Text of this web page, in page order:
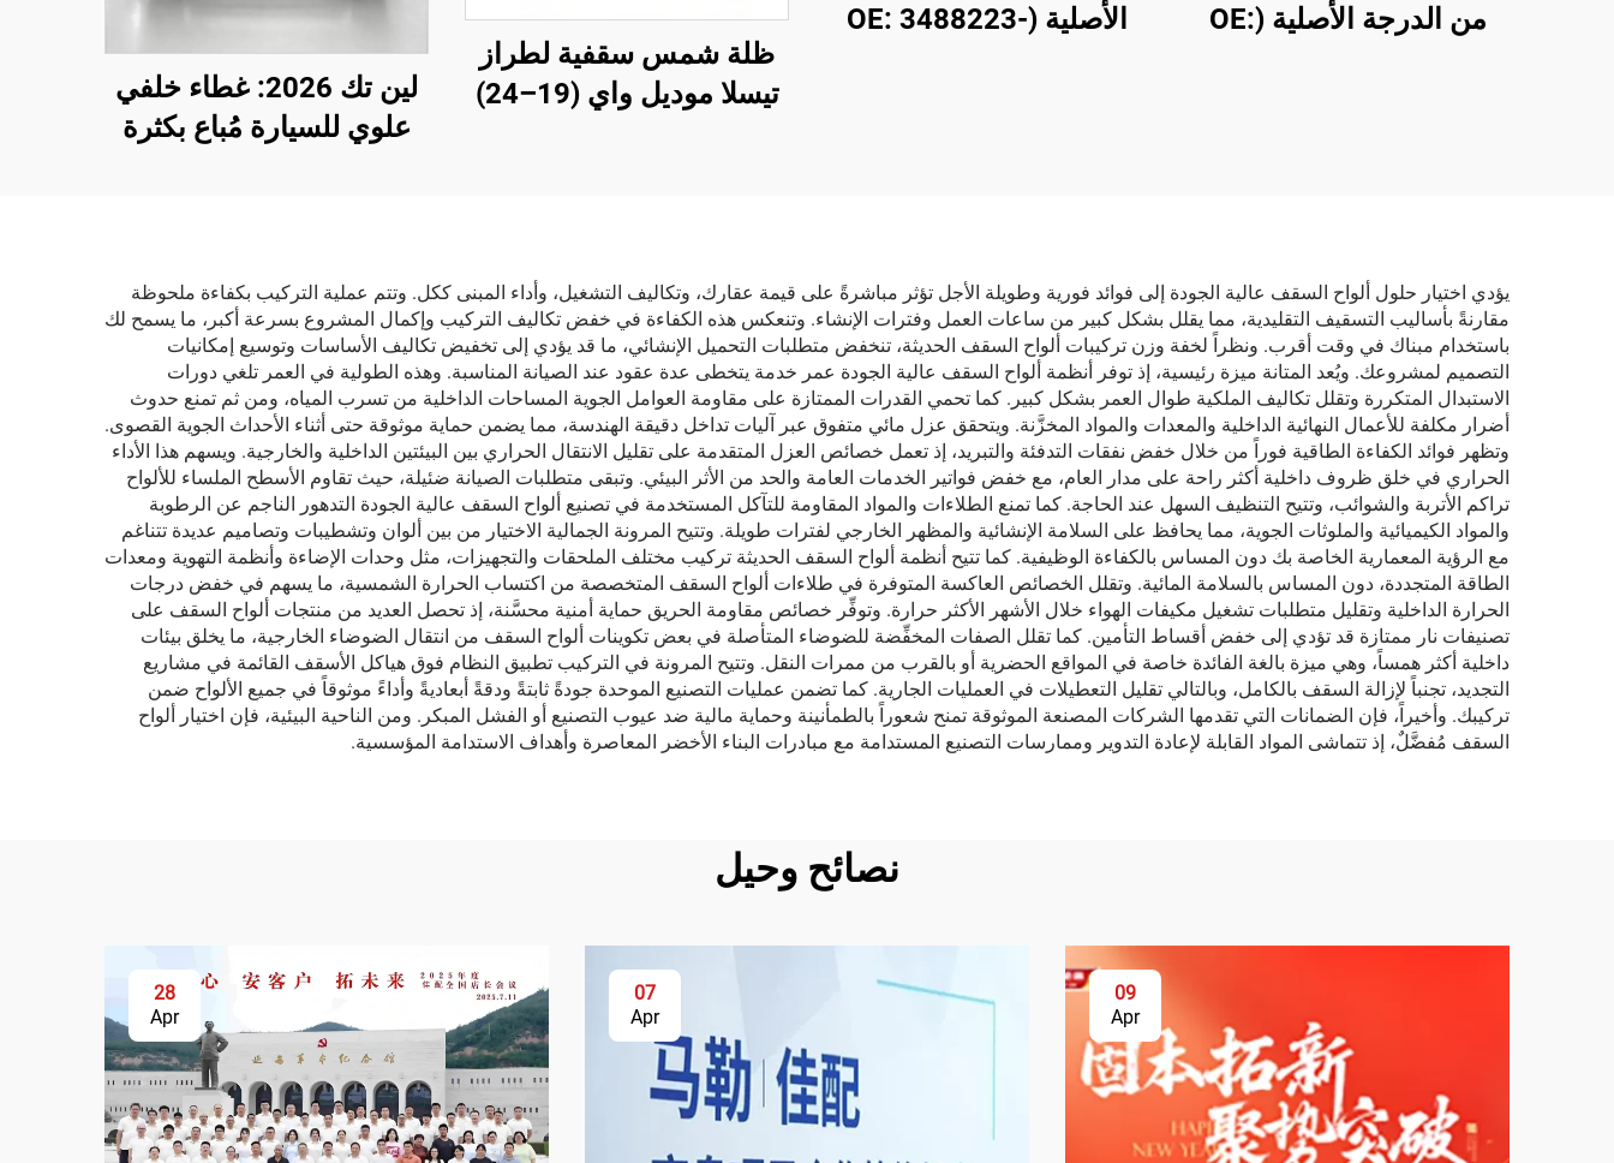
من الدرجة الأصلية (OE:
خدمة تصل إلى ٥٠٠٠٠
ساعة، مناسب لاستبدال
المصابيح الأمامية لطرازي
Model 3 وModel Y،
والتصدير عبر الحدود
الأصلية (OE: 3488223-
والتخصيص
ظلة شمس سقفية لطراز
تيسلا موديل واي (19–24)
لين تك 2026: غطاء خلفي
علوي للسيارة مُباع بكثرة
تسلا موديل 3 المُحدَّثة
يؤدي اختيار حلول ألواح السقف عالية الجودة إلى فوائد فورية وطويلة الأجل تؤثر مباشرةً على قيمة عقارك، وتكاليف التشغيل، وأداء المبنى ككل. وتتم عملية التركيب بكفاءة ملحوظة
مقارنةً بأساليب التسقيف التقليدية، مما يقلل بشكل كبير من ساعات العمل وفترات الإنشاء. وتنعكس هذه الكفاءة في خفض تكاليف التركيب وإكمال المشروع بسرعة أكبر، ما يسمح لك
باستخدام مبناك في وقت أقرب. ونظراً لخفة وزن تركيبات ألواح السقف الحديثة، تنخفض متطلبات التحميل الإنشائي، ما قد يؤدي إلى تخفيض تكاليف الأساسات وتوسيع إمكانيات
التصميم لمشروعك. ويُعد المتانة ميزة رئيسية، إذ توفر أنظمة ألواح السقف عالية الجودة عمر خدمة يتخطى عدة عقود عند الصيانة المناسبة. وهذه الطولية في العمر تلغي دورات
الاستبدال المتكررة وتقلل تكاليف الملكية طوال العمر بشكل كبير. كما تحمي القدرات الممتازة على مقاومة العوامل الجوية المساحات الداخلية من تسرب المياه، ومن ثم تمنع حدوث
أضرار مكلفة للأعمال النهائية الداخلية والمعدات والمواد المخزَّنة. ويتحقق عزل مائي متفوق عبر آليات تداخل دقيقة الهندسة، مما يضمن حماية موثوقة حتى أثناء الأحداث الجوية القصوى.
وتظهر فوائد الكفاءة الطاقية فوراً من خلال خفض نفقات التدفئة والتبريد، إذ تعمل خصائص العزل المتقدمة على تقليل الانتقال الحراري بين البيئتين الداخلية والخارجية. ويسهم هذا الأداء
الحراري في خلق ظروف داخلية أكثر راحة على مدار العام، مع خفض فواتير الخدمات العامة والحد من الأثر البيئي. وتبقى متطلبات الصيانة ضئيلة، حيث تقاوم الأسطح الملساء للألواح
تراكم الأتربة والشوائب، وتتيح التنظيف السهل عند الحاجة. كما تمنع الطلاءات والمواد المقاومة للتآكل المستخدمة في تصنيع ألواح السقف عالية الجودة التدهور الناجم عن الرطوبة
والمواد الكيميائية والملوثات الجوية، مما يحافظ على السلامة الإنشائية والمظهر الخارجي لفترات طويلة. وتتيح المرونة الجمالية الاختيار من بين ألوان وتشطيبات وتصاميم عديدة تتناغم
مع الرؤية المعمارية الخاصة بك دون المساس بالكفاءة الوظيفية. كما تتيح أنظمة ألواح السقف الحديثة تركيب مختلف الملحقات والتجهيزات، مثل وحدات الإضاءة وأنظمة التهوية ومعدات
الطاقة المتجددة، دون المساس بالسلامة المائية. وتقلل الخصائص العاكسة المتوفرة في طلاءات ألواح السقف المتخصصة من اكتساب الحرارة الشمسية، ما يسهم في خفض درجات
الحرارة الداخلية وتقليل متطلبات تشغيل مكيفات الهواء خلال الأشهر الأكثر حرارة. وتوفِّر خصائص مقاومة الحريق حماية أمنية محسَّنة، إذ تحصل العديد من منتجات ألواح السقف على
تصنيفات نار ممتازة قد تؤدي إلى خفض أقساط التأمين. كما تقلل الصفات المخفِّضة للضوضاء المتأصلة في بعض تكوينات ألواح السقف من انتقال الضوضاء الخارجية، ما يخلق بيئات
داخلية أكثر همساً، وهي ميزة بالغة الفائدة خاصة في المواقع الحضرية أو بالقرب من ممرات النقل. وتتيح المرونة في التركيب تطبيق النظام فوق هياكل الأسقف القائمة في مشاريع
التجديد، تجنباً لإزالة السقف بالكامل، وبالتالي تقليل التعطيلات في العمليات الجارية. كما تضمن عمليات التصنيع الموحدة جودةً ثابتةً ودقةً أبعاديةً وأداءً موثوقاً في جميع الألواح ضمن
تركيبك. وأخيراً، فإن الضمانات التي تقدمها الشركات المصنعة الموثوقة تمنح شعوراً بالطمأنينة وحماية مالية ضد عيوب التصنيع أو الفشل المبكر. ومن الناحية البيئية، فإن اختيار ألواح
السقف مُفضَّلٌ، إذ تتماشى المواد القابلة لإعادة التدوير وممارسات التصنيع المستدامة مع مبادرات البناء الأخضر المعاصرة وأهداف الاستدامة المؤسسية.
نصائح وحيل
09
Apr
07
Apr
28
Apr